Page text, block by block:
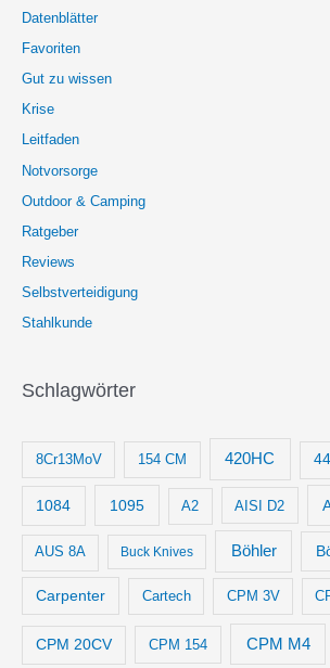
Datenblätter
Favoriten
Gut zu wissen
Krise
Leitfaden
Notvorsorge
Outdoor & Camping
Ratgeber
Reviews
Selbstverteidigung
Stahlkunde
Schlagwörter
8Cr13MoV 154 CM 420HC
1084 1095 A2 AISI D2
AUS 8A Buck Knives Böhler
Carpenter Cartech CPM 3V
CPM 20CV CPM 154 CPM M4